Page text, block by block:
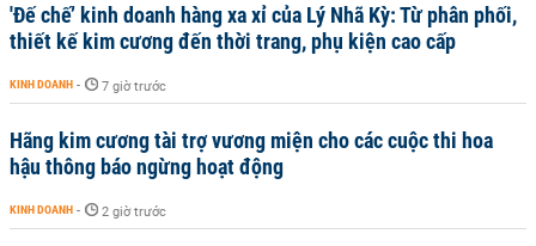
'Đế chế’ kinh doanh hàng xa xỉ của Lý Nhã Kỳ: Từ phân phối,
thiết kế kim cương đến thời trang, phụ kiện cao cấp
KINH DOANH - 7 giờ trước
Hãng kim cương tài trợ vương miện cho các cuộc thi hoa
hậu thông báo ngừng hoạt động
KINH DOANH - 2 giờ trước